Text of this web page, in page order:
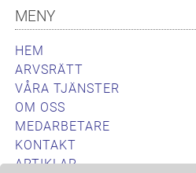
MENY
HEM
ARVSRÄTT
VÅRA TJÄNSTER
OM OSS
MEDARBETARE
KONTAKT
ARTIKLAR